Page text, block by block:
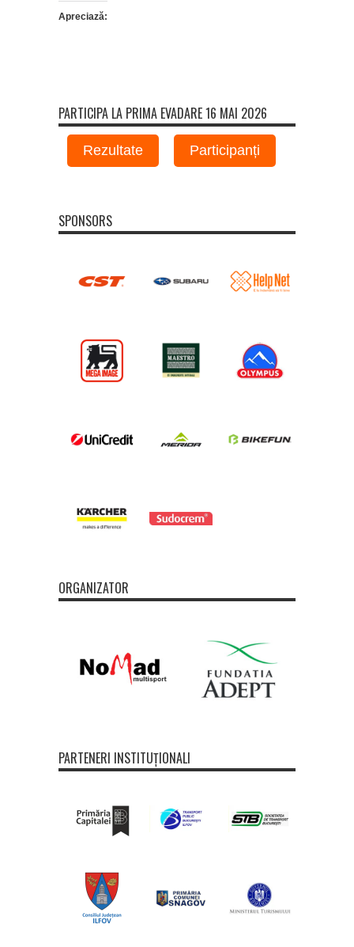
Apreciază:
PARTICIPA LA PRIMA EVADARE 16 MAI 2026
Rezultate Participanți
SPONSORS
ORGANIZATOR
PARTENERI INSTITUȚIONALI